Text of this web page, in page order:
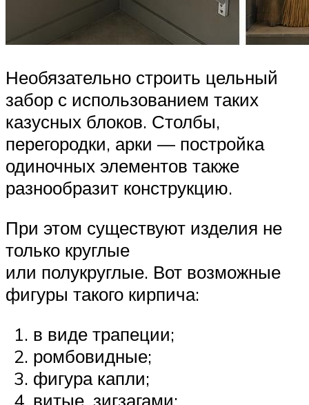
Необязательно строить цельный
забор с использованием таких
казусных блоков. Столбы,
перегородки, арки — постройка
одиночных элементов также
разнообразит конструкцию.
При этом существуют изделия не
только круглые
или полукруглые. Вот возможные
фигуры такого кирпича:
в виде трапеции;
ромбовидные;
фигура капли;
витые, зигзагами;